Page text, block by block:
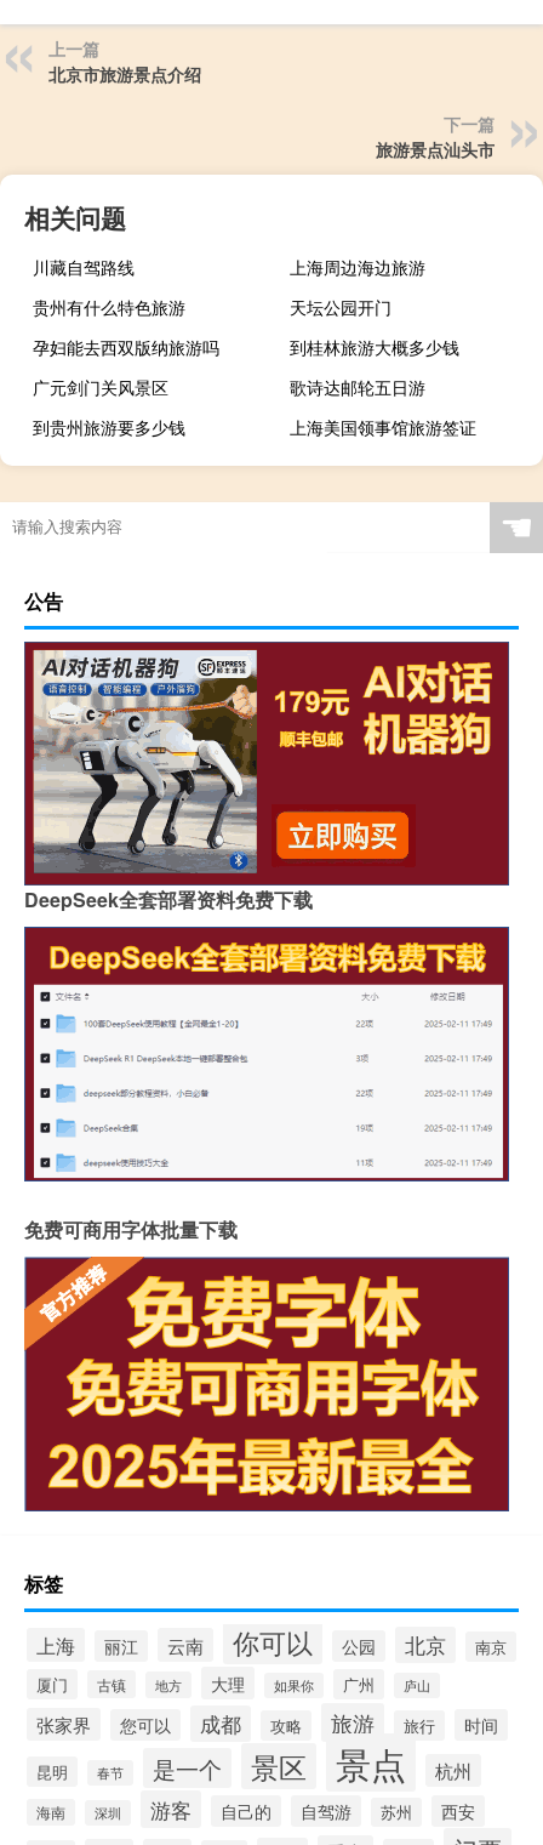
上一篇
北京市旅游景点介绍
下一篇
旅游景点汕头市
相关问题
川藏自驾路线
上海周边海边旅游
贵州有什么特色旅游
天坛公园开门
孕妇能去西双版纳旅游吗
到桂林旅游大概多少钱
广元剑门关风景区
歌诗达邮轮五日游
到贵州旅游要多少钱
上海美国领事馆旅游签证
☚
公告
DeepSeek全套部署资料免费下载
免费可商用字体批量下载
标签
上海 丽江 云南 你可以 公园 北京
南京
厦门
古镇 地方 大理 如果你 广州 庐山
张家界 您可以 成都 攻略 旅游 旅行 时间
昆明 春节 是一个 景区 景点 杭州
海南 深圳 游客 自己的 自驾游 苏州 西安